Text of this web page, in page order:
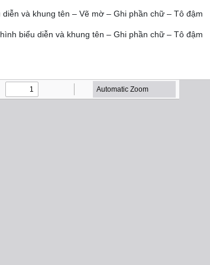
và khung tên – Vẽ mờ – Ghi phần chữ – Tô đậm
biểu diễn và khung tên – Ghi phần chữ – Tô đậm